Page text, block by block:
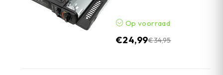
Op voorraad
€34,95
€24,99